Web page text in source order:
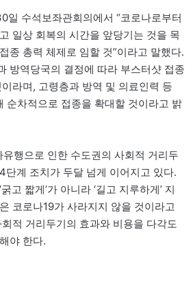
일 수석보좌관회의에서 “코로나로부터
일상 회복의 시간을 앞당기는 것을 목
종 총력 체제로 임할 것”이라고 말했다.
방역당국의 결정에 따라 부스터샷 접종
라며, 고령층과 방역 및 의료인력 등
순차적으로 접종을 확대할 것이라고 밝
행으로 인한 수도권의 사회적 거리두
계 조치가 두달 넘게 이어지고 있다.
고 짧게’가 아니라 ‘길고 지루하게’ 지
코로나19가 사라지지 않을 것이라고
적 거리두기의 효과와 비용을 다각도
야 한다.